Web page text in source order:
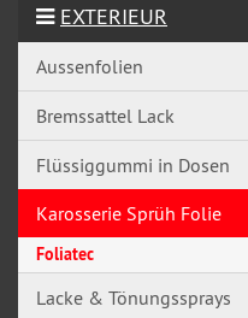
EXTERIEUR
Aussenfolien
Bremssattel Lack
Flüssiggummi in Dosen
Karosserie Sprüh Folie
Foliatec
Lacke & Tönungssprays